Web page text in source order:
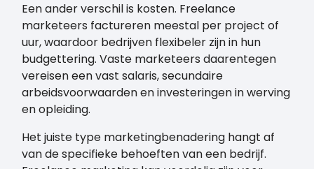
Een ander verschil is kosten. Freelance
marketeers factureren meestal per project of
uur, waardoor bedrijven flexibeler zijn in hun
budgettering. Vaste marketeers daarentegen
vereisen een vast salaris, secundaire
arbeidsvoorwaarden en investeringen in werving
en opleiding.
Het juiste type marketingbenadering hangt af
van de specifieke behoeften van een bedrijf.